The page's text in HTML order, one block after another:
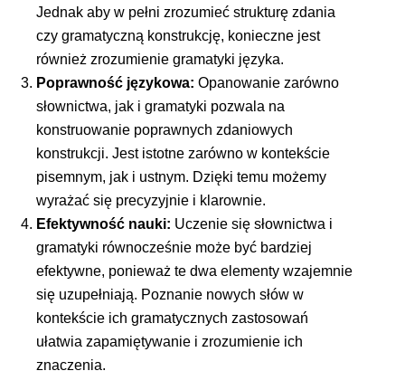
Jednak aby w pełni zrozumieć strukturę zdania
czy gramatyczną konstrukcję, konieczne jest
również zrozumienie gramatyki języka.
Poprawność językowa: Opanowanie zarówno
słownictwa, jak i gramatyki pozwala na
konstruowanie poprawnych zdaniowych
konstrukcji. Jest istotne zarówno w kontekście
pisemnym, jak i ustnym. Dzięki temu możemy
wyrażać się precyzyjnie i klarownie.
Efektywność nauki: Uczenie się słownictwa i
gramatyki równocześnie może być bardziej
efektywne, ponieważ te dwa elementy wzajemnie
się uzupełniają. Poznanie nowych słów w
kontekście ich gramatycznych zastosowań
ułatwia zapamiętywanie i zrozumienie ich
znaczenia.